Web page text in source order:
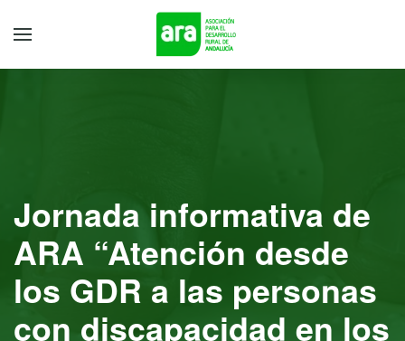
Jornada informativa de
ARA “Atención desde
los GDR a las personas
con discapacidad en los